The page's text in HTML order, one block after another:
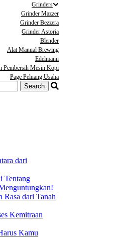
Grinders
Grinder Mazzer
Grinder Bezzera
Grinder Astoria
Blender
Alat Manual Brewing
Edelmann
Pembersih Mesin Kopi
Page Peluang Usaha
dari
Tentang
Rasa dari Tanah
Kemitraan
Kamu